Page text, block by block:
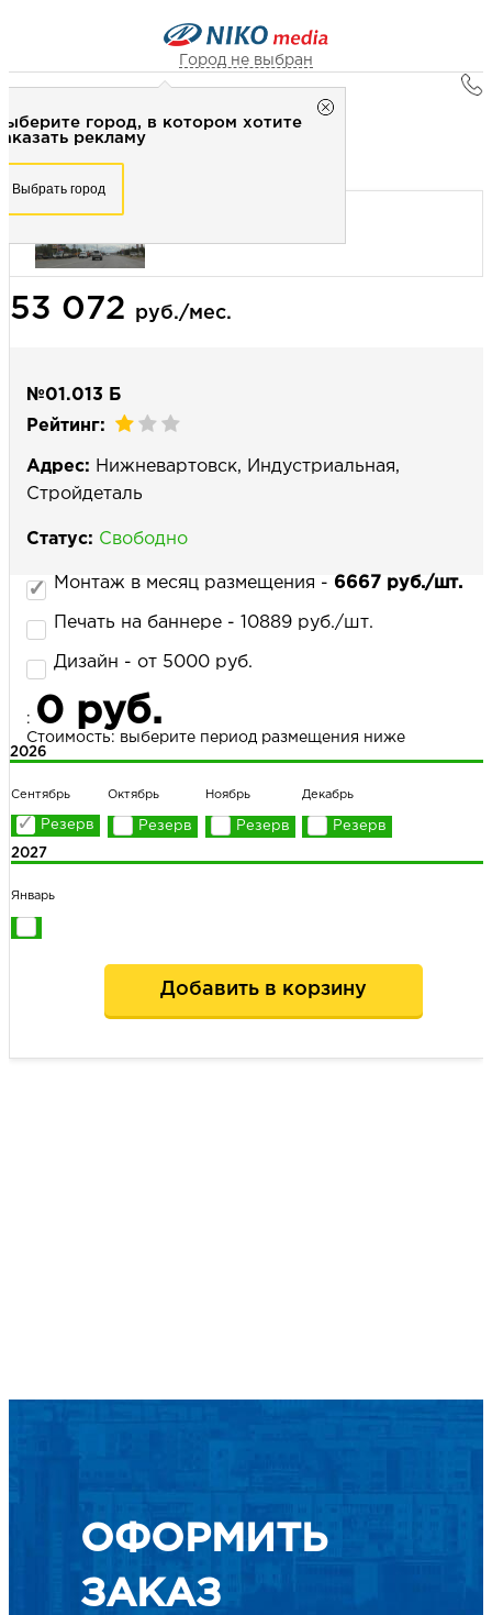
Город не выбран
город, в котором хотите
рекламу
Выбрать город
Город не выбран
Рекламное агентство НИКО-медиа
+7 (3462) 550-877
Выберите свой город
НАПИСАТЬ НАМ
Наружная реклама
Билборд 3х6 (сторона Б) - Статика
53 072 руб./мес.
№01.013 Б
Рейтинг:
Адрес: Нижневартовск, Индустриальная,
Стройдеталь
Статус: Свободно
Монтаж в месяц размещения - 6667 руб./шт.
Печать на баннере - 10889 руб./шт.
Дизайн - от 5000 руб.
: 0 руб.
Стоимость: выберите период размещения ниже
2026
Сентябрь Октябрь Ноябрь Декабрь
2027
Январь
Добавить в корзину
ОФОРМИТЬ
ЗАКАЗ